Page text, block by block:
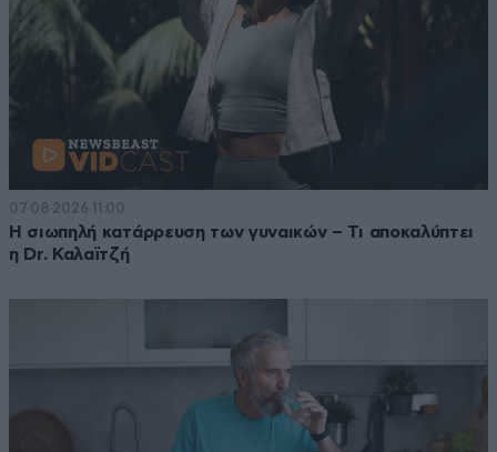
07·08·2026 11:00
Η σιωπηλή κατάρρευση των γυναικών – Τι αποκαλύπτει
η Dr. Καλαϊτζή